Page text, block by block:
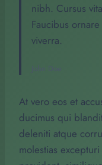
nibh. Cursus
Faucibus
viverra.
John Doe
At vero eos et
ducimus qui
deleniti atque
molestias